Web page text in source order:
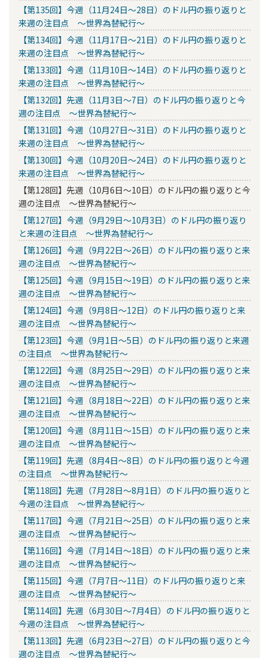
【第135回】今週（11月24日～28日）のドル円の振り返りと
来週の注目点 ～世界為替紀行～
【第134回】今週（11月17日～21日）のドル円の振り返りと
来週の注目点 ～世界為替紀行～
【第133回】今週（11月10日～14日）のドル円の振り返りと
来週の注目点 ～世界為替紀行～
【第132回】先週（11月3日～7日）のドル円の振り返りと今
週の注目点 ～世界為替紀行～
【第131回】今週（10月27日～31日）のドル円の振り返りと
来週の注目点 ～世界為替紀行～
【第130回】今週（10月20日～24日）のドル円の振り返りと
来週の注目点 ～世界為替紀行～
【第128回】先週（10月6日～10日）のドル円の振り返りと今
週の注目点 ～世界為替紀行～
【第127回】今週（9月29日～10月3日）のドル円の振り返り
と来週の注目点 ～世界為替紀行～
【第126回】今週（9月22日～26日）のドル円の振り返りと来
週の注目点 ～世界為替紀行～
【第125回】今週（9月15日～19日）のドル円の振り返りと来
週の注目点 ～世界為替紀行～
【第124回】今週（9月8日～12日）のドル円の振り返りと来
週の注目点 ～世界為替紀行～
【第123回】今週（9月1日～5日）のドル円の振り返りと来週
の注目点 ～世界為替紀行～
【第122回】今週（8月25日～29日）のドル円の振り返りと来
週の注目点 ～世界為替紀行～
【第121回】今週（8月18日～22日）のドル円の振り返りと来
週の注目点 ～世界為替紀行～
【第120回】今週（8月11日～15日）のドル円の振り返りと来
週の注目点 ～世界為替紀行～
【第119回】先週（8月4日～8日）のドル円の振り返りと今週
の注目点 ～世界為替紀行～
【第118回】先週（7月28日～8月1日）のドル円の振り返りと
今週の注目点 ～世界為替紀行～
【第117回】今週（7月21日～25日）のドル円の振り返りと来
週の注目点 ～世界為替紀行～
【第116回】今週（7月14日～18日）のドル円の振り返りと来
週の注目点 ～世界為替紀行～
【第115回】今週（7月7日～11日）のドル円の振り返りと来
週の注目点 ～世界為替紀行～
【第114回】先週（6月30日～7月4日）のドル円の振り返りと
今週の注目点 ～世界為替紀行～
【第113回】先週（6月23日～27日）のドル円の振り返りと今
週の注目点 ～世界為替紀行～